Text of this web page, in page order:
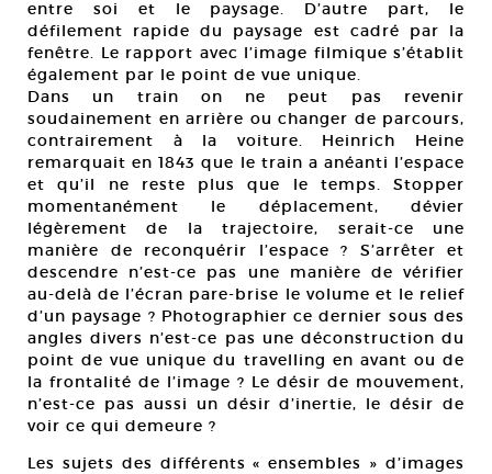
entre soi et le paysage. D’autre part, le
défilement rapide du paysage est cadré par la
fenêtre. Le rapport avec l’image filmique s’établit
également par le point de vue unique.
Dans un train on ne peut pas revenir
soudainement en arrière ou changer de parcours,
contrairement à la voiture. Heinrich Heine
remarquait en 1843 que le train a anéanti l’espace
et qu’il ne reste plus que le temps. Stopper
momentanément le déplacement, dévier
légèrement de la trajectoire, serait-ce une
manière de reconquérir l’espace ? S’arrêter et
descendre n’est-ce pas une manière de vérifier
au-delà de l’écran pare-brise le volume et le relief
d’un paysage ? Photographier ce dernier sous des
angles divers n’est-ce pas une déconstruction du
point de vue unique du travelling en avant ou de
la frontalité de l’image ? Le désir de mouvement,
n’est-ce pas aussi un désir d’inertie, le désir de
voir ce qui demeure ?
Les sujets des différents « ensembles » d’images